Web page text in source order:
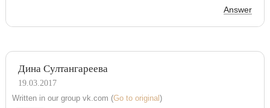
Answer
Дина Султангареева
19.03.2017
Written in our group vk.com (Go to original )